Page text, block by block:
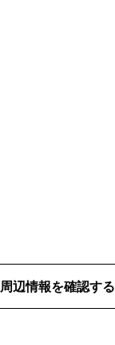
周辺情報を確認する